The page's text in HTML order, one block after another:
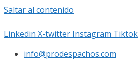
Saltar al contenido
Linkedin X-twitter Instagram Tiktok
info@prodespachos.com